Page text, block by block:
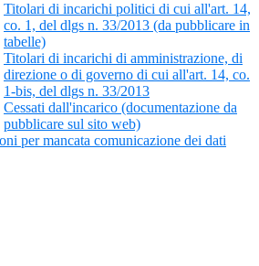
Titolari di incarichi politici di cui all'art. 14,
co. 1, del dlgs n. 33/2013 (da pubblicare in
tabelle)
Titolari di incarichi di amministrazione, di
direzione o di governo di cui all'art. 14, co.
1-bis, del dlgs n. 33/2013
Cessati dall'incarico (documentazione da
pubblicare sul sito web)
per mancata comunicazione dei dati